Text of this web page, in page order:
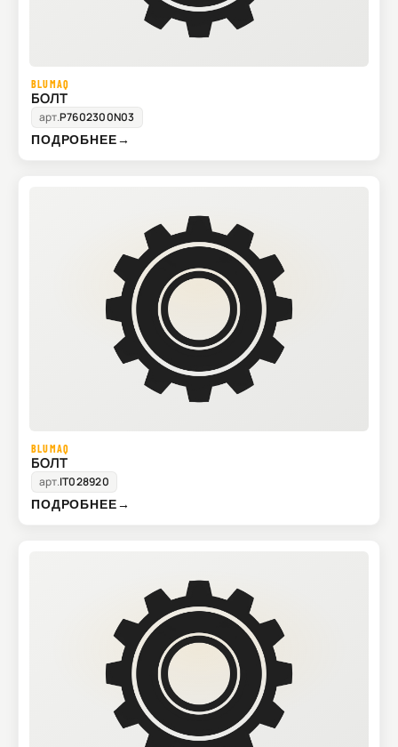
BLUMAQ
БОЛТ
арт.P7602300N03
ПОДРОБНЕЕ→
BLUMAQ
БОЛТ
арт.IT028920
ПОДРОБНЕЕ→